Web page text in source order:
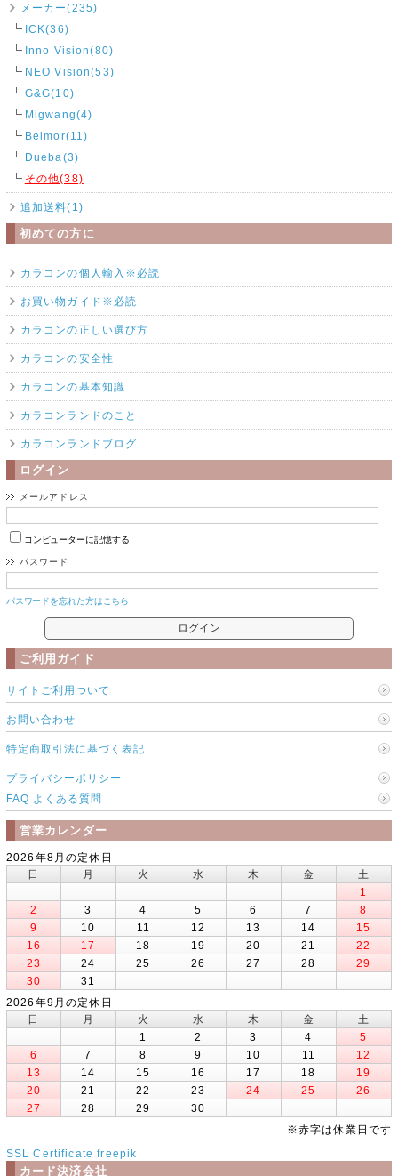
メーカー(235)
ICK(36)
Inno Vision(80)
NEO Vision(53)
G&G(10)
Migwang(4)
Belmor(11)
Dueba(3)
その他(38)
追加送料(1)
初めての方に
カラコンの個人輸入※必読
お買い物ガイド※必読
カラコンの正しい選び方
カラコンの安全性
カラコンの基本知識
カラコンランドのこと
カラコンランドブログ
ログイン
メールアドレス
コンピューターに記憶する
パスワード
パスワードを忘れた方はこちら
ご利用ガイド
サイトご利用ついて
お問い合わせ
特定商取引法に基づく表記
プライバシーポリシー
FAQ よくある質問
営業カレンダー
2026年8月の定休日
日
月 火 水 木 金
土
1
2
3 4 5 6 7
8
9
10 11 12 13 14
15
16
17 18 19 20 21
22
23
24 25 26 27 28
29
30
31
2026年9月の定休日
日
月 火 水 木 金
土
1
2 3 4
5
6
7 8 9 10 11
12
13
14 15 16 17 18
19
20
21 22 23 24 25
26
27
28 29
30
※赤字は休業日です
SSL Certificate freepik
カード決済会社